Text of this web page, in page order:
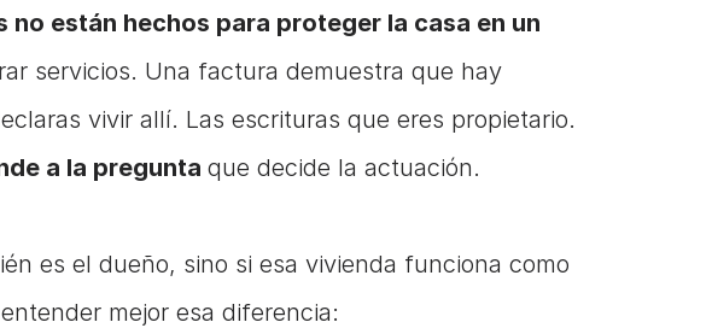
no están hechos para proteger la casa en un
servicios. Una factura demuestra que hay
vivir allí. Las escrituras que eres propietario.
a la pregunta que decide la actuación.
mejor esa diferencia: